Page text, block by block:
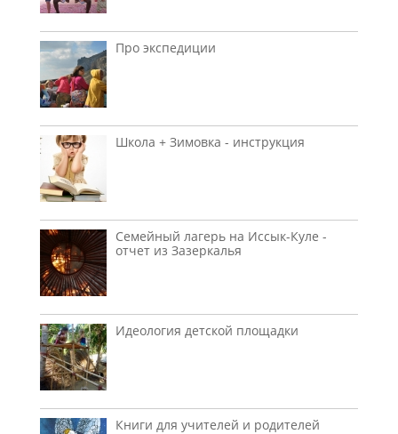
Про экспедиции
Школа + Зимовка - инструкция
Семейный лагерь на Иссык-Куле -
отчет из Зазеркалья
Идеология детской площадки
Книги для учителей и родителей